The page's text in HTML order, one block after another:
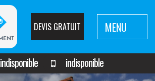
DEVIS GRATUIT MENU
indisponible indisponible